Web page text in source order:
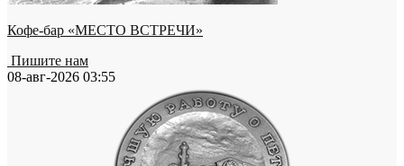
Кофе-бар «МЕСТО ВСТРЕЧИ»
Пишите нам
08-авг-2026 03:55